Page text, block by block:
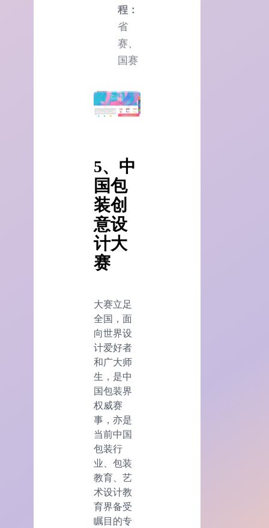
程：
省
赛、
国赛
5、中
国包
装创
意设
计大
赛
大赛立足
全国，面
向世界设
计爱好者
和广大师
生，是中
国包装界
权威赛
事，亦是
当前中国
包装行
业、包装
教育、艺
术设计教
育界备受
瞩目的专